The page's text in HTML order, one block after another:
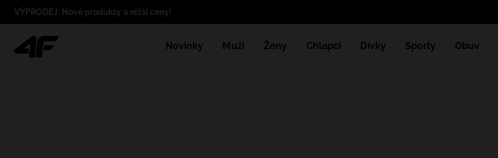
VÝPRODEJ: Nové produkty a nižší ceny!
Novinky Muži Ženy Chlapci Dívky Sporty Obuv